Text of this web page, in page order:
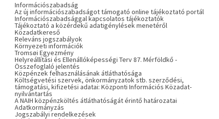
Információszabadság
Az új információszabadságot támogató online tájékoztató portál
Információszabadsággal kapcsolatos tájékoztatók
Tájékoztató a közérdekű adatigénylések menetéről
Közadatkereső
Releváns jogszabályok
Környezeti információk
Tromsøi Egyezmény
Helyreállítási és Ellenállóképességi Terv 87. Mérföldkő -
Összefoglaló jelentés
Közpénzek felhasználásának átláthatósága
Költségvetési szervek, önkormányzatok stb. szerződési,
támogatási, kifizetési adatai: Központi Információs Közadat-
nyilvántartás
A NAIH közpénzköltés átláthatóságát érintő határozatai
Adatkormányzás
Jogszabályi rendelkezések